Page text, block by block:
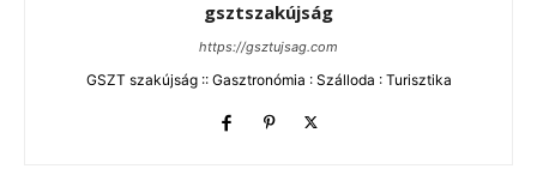
gsztszakújság
https://gsztujsag.com
GSZT szakújság :: Gasztronómia : Szálloda : Turisztika